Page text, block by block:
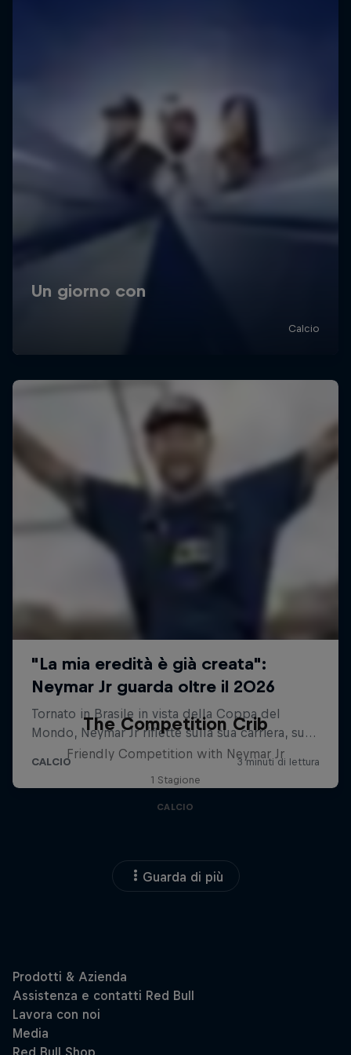
The Competition Crib
Friendly Competition with Neymar Jr
1 Stagione
CALCIO
Guarda di più